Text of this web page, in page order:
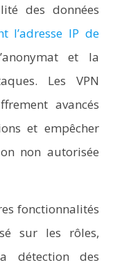
des données
l’adresse IP de
et la
Les VPN
avancés
et empêcher
non autorisée
fonctionnalités
sur les rôles,
détection des